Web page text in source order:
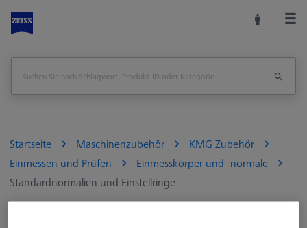
Startseite Maschinenzubehör
KMG Zubehör
Einmessen und Prüfen
Einmesskörper und -normale
Standardnormalien und Einstellringe